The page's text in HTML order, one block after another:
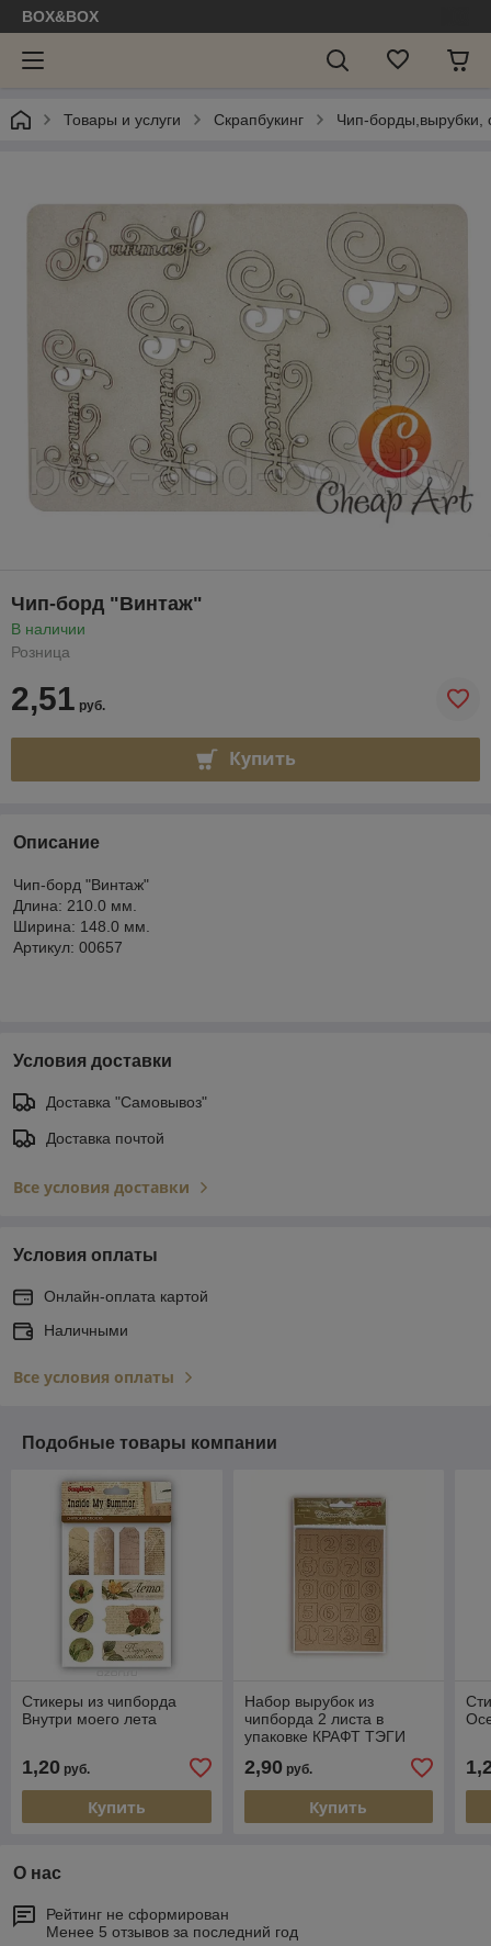
BOX&BOX
Товары и услуги Скрапбукинг Чип-борды,вырубки,
Чип-борд "Винтаж"
В наличии
Розница
2,51 руб.
Купить
Описание
Чип-борд "Винтаж"
Длина: 210.0 мм.
Ширина: 148.0 мм.
Артикул: 00657
Условия доставки
Доставка "Самовывоз"
Доставка почтой
Все условия доставки
Условия оплаты
Онлайн-оплата картой
Наличными
Все условия оплаты
Подобные товары компании
Стикеры из чипборда
Внутри моего лета
1,20 руб.
Купить
Набор вырубок из
чипборда 2 листа в
упаковке КРАФТ ТЭГИ
2,90руб.
Купить
О нас
Рейтинг не сформирован
Менее 5 отзывов за последний год